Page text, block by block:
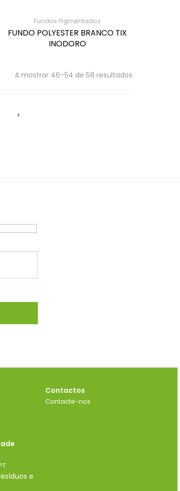
Fundos Pigmentados
FUNDO POLYESTER BRANCO TIX
INODORO
A mostrar 46–54 de 58 resultados
Contactos
Contacte-nos
e